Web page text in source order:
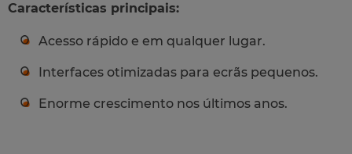
Características principais:
Acesso rápido e em qualquer lugar.
Interfaces otimizadas para ecrãs pequenos.
Enorme crescimento nos últimos anos.